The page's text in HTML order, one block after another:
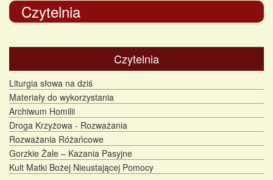
Czytelnia
Czytelnia
Liturgia słowa na dziś
Materiały do wykorzystania
Archiwum Homilii
Droga Krzyżowa - Rozważania
Rozważania Różańcowe
Gorzkie Żale – Kazania Pasyjne
Kult Matki Bożej Nieustającej Pomocy